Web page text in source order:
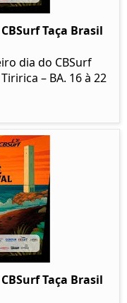
CBSurf Taça Brasil
dia do CBSurf
– BA. 16 à 22
CBSurf Taça Brasil